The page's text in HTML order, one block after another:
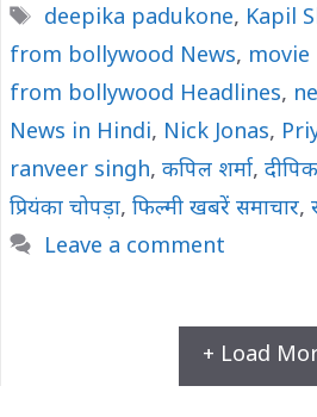
Tags
deepika padukone, Kapil
from bollywood News, movie
from bollywood Headlines,
News in Hindi, Nick Jonas,
ranveer singh, कपिल शर्मा,
प्रियंका चोपड़ा, फिल्मी खबरें समाचार,
Leave a comment
+ Load